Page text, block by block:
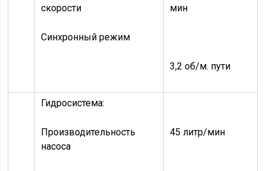
скорости
Синхронный режим
мин
3,2 об/м. пути
Гидросистема:
Производительность
насоса
45 литр/мин